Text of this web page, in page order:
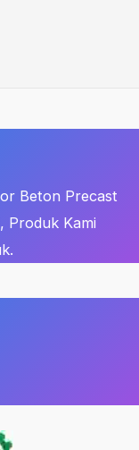
Beton Precast
Produk Kami